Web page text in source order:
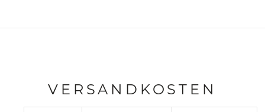
VERSANDKOSTEN